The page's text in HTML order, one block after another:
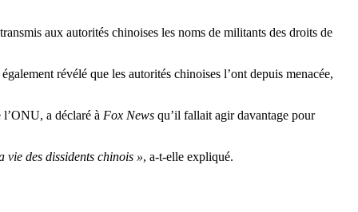
aux autorités chinoises les noms de militants des droits de
révélé que les autorités chinoises l’ont depuis menacée,
a déclaré à Fox News qu’il fallait agir davantage pour
des dissidents chinois », a-t-elle expliqué.